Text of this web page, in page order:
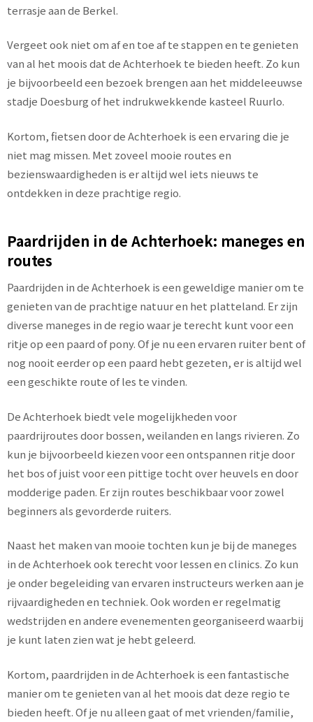
terrasje aan de Berkel.
Vergeet ook niet om af en toe af te stappen en te genieten
van al het moois dat de Achterhoek te bieden heeft. Zo kun
je bijvoorbeeld een bezoek brengen aan het middeleeuwse
stadje Doesburg of het indrukwekkende kasteel Ruurlo.
Kortom, fietsen door de Achterhoek is een ervaring die je
niet mag missen. Met zoveel mooie routes en
bezienswaardigheden is er altijd wel iets nieuws te
ontdekken in deze prachtige regio.
Paardrijden in de Achterhoek: maneges en
routes
Paardrijden in de Achterhoek is een geweldige manier om te
genieten van de prachtige natuur en het platteland. Er zijn
diverse maneges in de regio waar je terecht kunt voor een
ritje op een paard of pony. Of je nu een ervaren ruiter bent of
nog nooit eerder op een paard hebt gezeten, er is altijd wel
een geschikte route of les te vinden.
De Achterhoek biedt vele mogelijkheden voor
paardrijroutes door bossen, weilanden en langs rivieren. Zo
kun je bijvoorbeeld kiezen voor een ontspannen ritje door
het bos of juist voor een pittige tocht over heuvels en door
modderige paden. Er zijn routes beschikbaar voor zowel
beginners als gevorderde ruiters.
Naast het maken van mooie tochten kun je bij de maneges
in de Achterhoek ook terecht voor lessen en clinics. Zo kun
je onder begeleiding van ervaren instructeurs werken aan je
rijvaardigheden en techniek. Ook worden er regelmatig
wedstrijden en andere evenementen georganiseerd waarbij
je kunt laten zien wat je hebt geleerd.
Kortom, paardrijden in de Achterhoek is een fantastische
manier om te genieten van al het moois dat deze regio te
bieden heeft. Of je nu alleen gaat of met vrienden/familie,